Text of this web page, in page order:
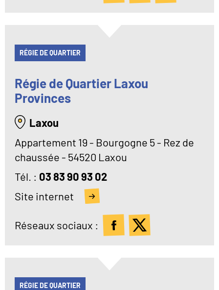
RÉGIE DE QUARTIER
Régie de Quartier Laxou
Provinces
Laxou
Appartement 19 - Bourgogne 5 - Rez de
chaussée - 54520 Laxou
Tél
03 83 90 93 02
Site internet
Réseaux sociaux :
RÉGIE DE QUARTIER